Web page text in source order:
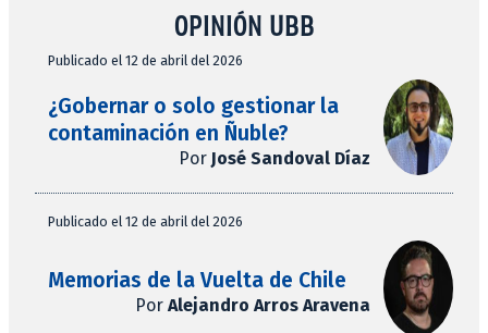
OPINIÓN UBB
Publicado el 12 de abril del 2026
¿Gobernar o solo gestionar la
contaminación en Ñuble?
Por José Sandoval Díaz
Publicado el 12 de abril del 2026
Memorias de la Vuelta de Chile
Por Alejandro Arros Aravena